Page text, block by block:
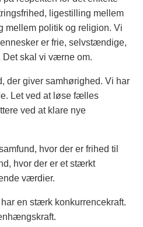
ligestilling mellem
mellem politik og religion. Vi
er frie, selvstændige,
skal vi værne om.
der giver samhørighed. Vi har
Let ved at løse fælles
ved at klare nye
hvor der er frihed til
hvor der er et stærkt
værdier.
en stærk konkurrencekraft.